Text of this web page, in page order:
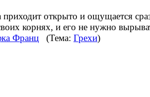
приходит открыто и ощущается
корнях, и его не нужно
Франц (Тема: Грехи)